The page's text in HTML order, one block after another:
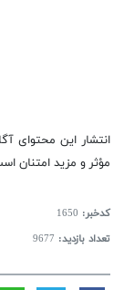
انتشار این محتوای
مؤثر و مزید امتنان
کدخبر: 1650
تعداد بازدید: 9677